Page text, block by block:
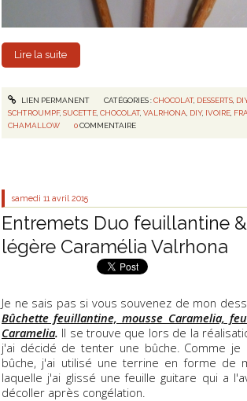
Lire la suite
LIEN PERMANENT CATÉGORIES :CHOCOLAT, DESSERTS,
SCHTROUMPF,SUCETTE ,CHOCOLAT,VALRHONA DIY, IVOIRE
CHAMALLOW
0 COMMENTAIRE
samedi 11 avril 2015
Entremets Duo feuillantine
légère Caramélia Valrhona
Je ne sais pas si vous souvenez de mon
Bûchette feuillantine, mousse Caramelia,
Caramelia. Il se trouve que lors de la
j'ai décidé de tenter une bûche. Comme je
bûche, j'ai utilisé une terrine en forme de
laquelle j'ai glissé une feuille guitare qui a
décoller après congélation.